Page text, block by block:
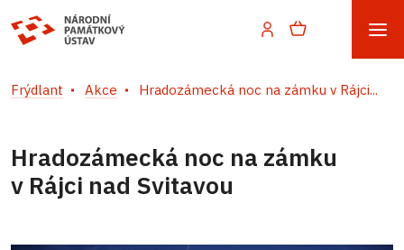
Frýdlant Akce Hradozámecká noc na zámku v Rájci...
Hradozámecká noc na zámku
v Rájci nad Svitavou